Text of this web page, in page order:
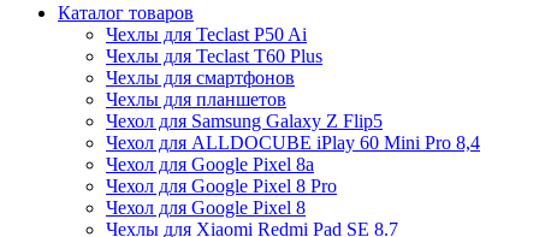
Каталог товаров
Чехлы для Teclast P50 Ai
Чехлы для Teclast T60 Plus
Чехлы для смартфонов
Чехлы для планшетов
Чехол для Samsung Galaxy Z Flip5
Чехол для ALLDOCUBE iPlay 60 Mini Pro 8,4
Чехол для Google Pixel 8a
Чехол для Google Pixel 8 Pro
Чехол для Google Pixel 8
Чехлы для Xiaomi Redmi Pad SE 8.7